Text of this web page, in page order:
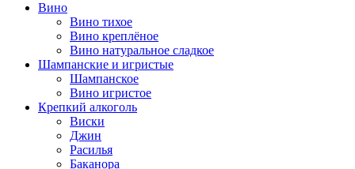
Вино
Вино тихое
Вино креплёное
Вино натуральное сладкое
Шампанские и игристые
Шампанское
Вино игристое
Крепкий алкоголь
Виски
Джин
Расилья
Баканора